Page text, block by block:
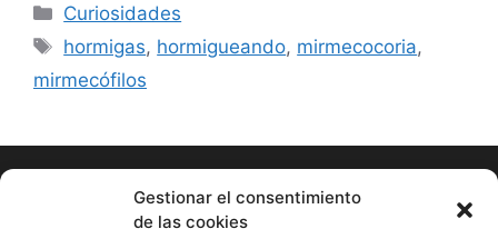
Gestionar el consentimiento
de las cookies
Curiosidades
hormigas, hormigueando, mirmecocoria,
mirmecófilos
Hormigueando © Copyright 2023. Diseño web realizado por